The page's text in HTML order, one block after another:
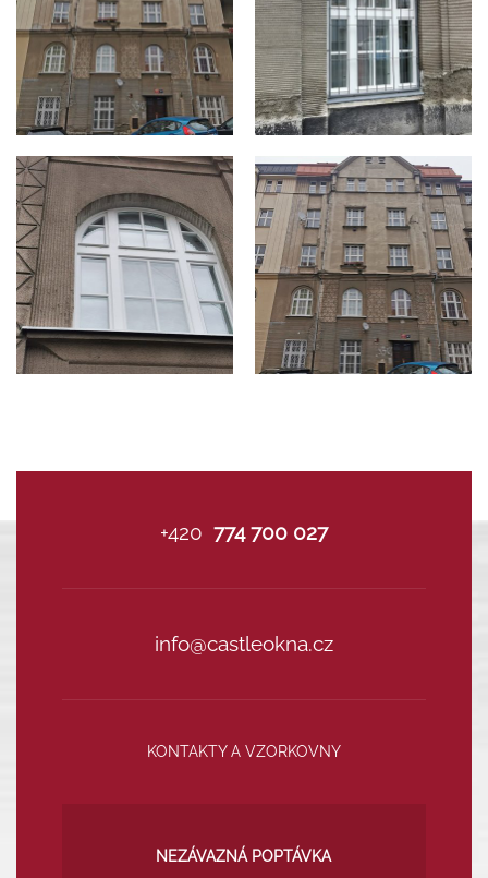
+420 774 700 027
info@castleokna.cz
KONTAKTY A VZORKOVNY
NEZÁVAZNÁ POPTÁVKA